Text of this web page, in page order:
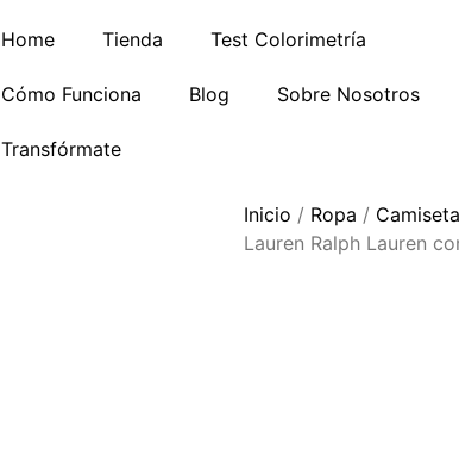
Home Tienda Test Colorimetría
Cómo Funciona Blog Sobre Nosotros
Transfórmate
Inicio / Ropa /
Lauren Ralph Lauren